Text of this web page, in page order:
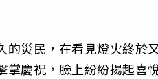
的災民，在看見燈火終於
掌慶祝，臉上紛紛揚起喜